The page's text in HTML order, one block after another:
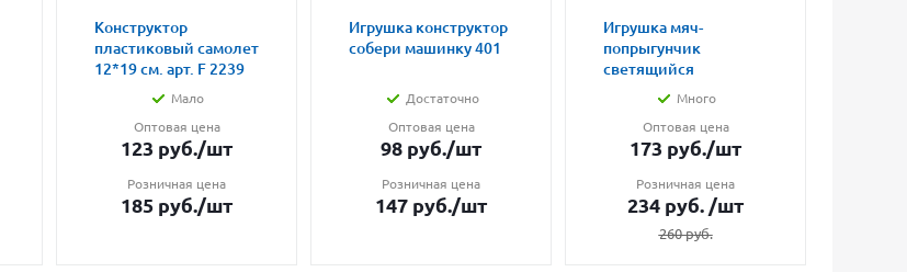
Конструктор
пластиковый самолет
12*19 см. арт. F 2239
Мало
Оптовая цена
123 руб./шт
Розничная цена
185 руб./шт
Игрушка конструктор
собери машинку 401
Достаточно
Оптовая цена
98 руб./шт
Розничная цена
147 руб./шт
Игрушка мяч-
попрыгунчик
светящийся
Много
Оптовая цена
173 руб./шт
Розничная цена
234 руб. /шт
260руб.